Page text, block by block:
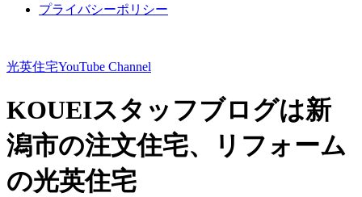
プライバシーポリシー
光英住宅YouTube Channel
KOUEIスタッフブログは新
潟市の注文住宅、リフォーム
の光英住宅